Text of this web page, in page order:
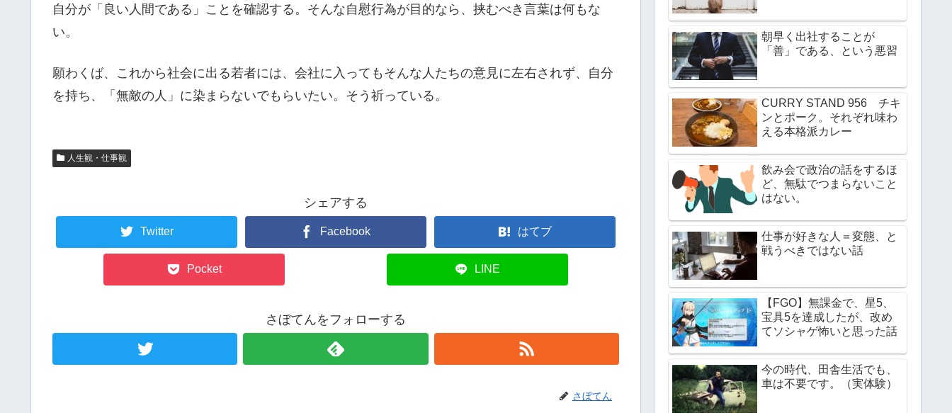
自分が「良い人間である」ことを確認する。そんな自慰行為が目的なら、挟むべき言葉は何もな
い。
願わくば、これから社会に出る若者には、会社に入ってもそんな人たちの意見に左右されず、自分
を持ち、「無敵の人」に染まらないでもらいたい。そう祈っている。
人生観・仕事観
シェアする
Twitter Facebook はてブ
Pocket LINE
さぼてんをフォローする
さぼてん
朝早く出社することが
「善」である、という悪習
CURRY STAND 956 チキ
ンとポーク。それぞれ味わ
える本格派カレー
飲み会で政治の話をするほ
ど、無駄でつまらないこと
はない。
仕事が好きな人＝変態、と
戦うべきではない話
【FGO】無課金で、星5、
宝具5を達成したが、改め
てソシャゲ怖いと思った話
今の時代、田舎生活でも、
車は不要です。（実体験）